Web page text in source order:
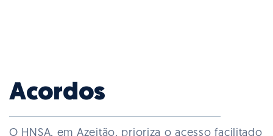
Acordos
O HNSA, em Azeitão, prioriza o acesso facilitado